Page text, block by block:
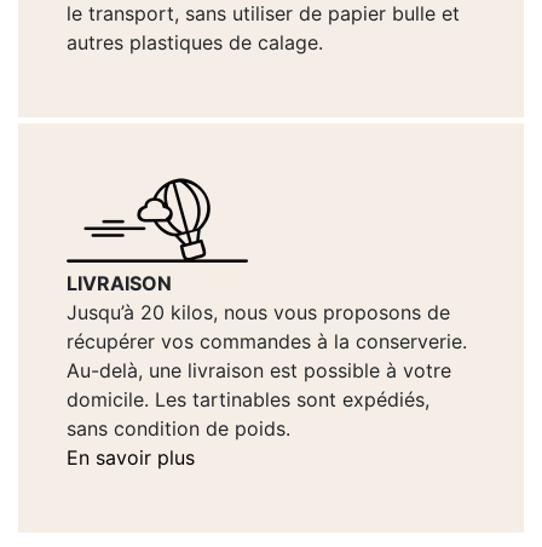
le transport, sans utiliser de papier bulle et
autres plastiques de calage.
LIVRAISON
Jusqu’à 20 kilos, nous vous proposons de
récupérer vos commandes à la conserverie.
Au-delà, une livraison est possible à votre
domicile. Les tartinables sont expédiés,
sans condition de poids.
En savoir plus